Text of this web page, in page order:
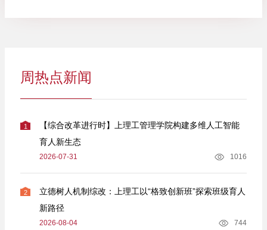
周热点新闻
1
【综合改革进行时】上理工管理学院构建多维人工智能
育人新生态
2026-07-31 1016
2
立德树人机制综改：上理工以“格致创新班”探索班级育人
新路径
2026-08-04 744